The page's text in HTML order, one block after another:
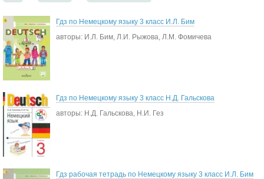
Гдз по Немецкому языку 3 класс И.Л. Бим
авторы: И.Л. Бим, Л.И. Рыжова, Л.М. Фомичева
Гдз по Немецкому языку 3 класс Н.Д. Гальскова
авторы: Н.Д. Гальскова, Н.И. Гез
Гдз рабочая тетрадь по Немецкому языку 3 класс И.Л. Бим